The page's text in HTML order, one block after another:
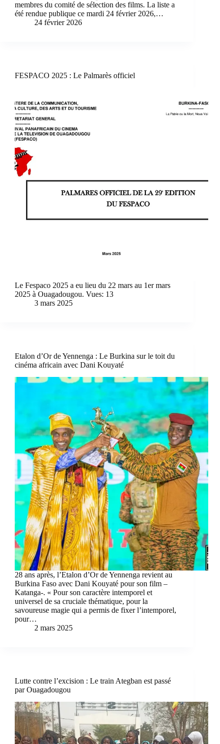
membres du comité de sélection des films. La liste a
été rendue publique ce mardi 24 février 2026,…
24 février 2026
FESPACO 2025 : Le Palmarès officiel
Le Fespaco 2025 a eu lieu du 22 mars au 1er mars
2025 à Ouagadougou. Vues: 13
3 mars 2025
Etalon d’Or de Yennenga : Le Burkina sur le toit du
cinéma africain avec Dani Kouyaté
28 ans après, l’Etalon d’Or de Yennenga revient au
Burkina Faso avec Dani Kouyaté pour son film –
Katanga-. « Pour son caractère intemporel et
universel de sa cruciale thématique, pour la
savoureuse magie qui a permis de fixer l’intemporel,
pour…
2 mars 2025
Lutte contre l’excision : Le train Ategban est passé
par Ouagadougou